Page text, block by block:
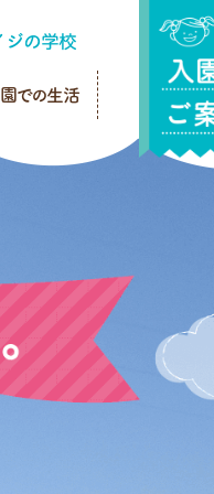
園での生活